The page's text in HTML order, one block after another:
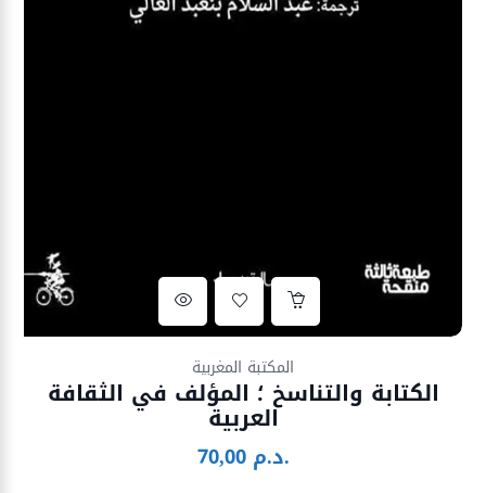
المكتبة المغربية
الكتابة والتناسخ ؛ المؤلف في الثقافة
العربية
70,00 د.م.